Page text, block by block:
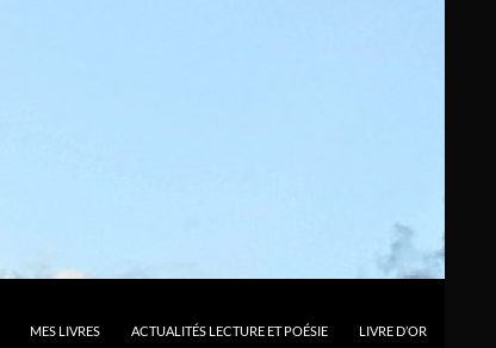
MES LIVRES ACTUALITÉS LECTURE ET POÉSIE LIVRE D’OR